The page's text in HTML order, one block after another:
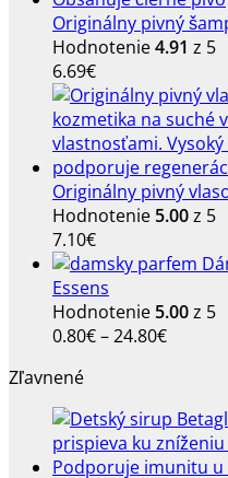
Originálny pivný
Hodnotenie4.91 z 5
6.69€
Originálny pivný
Hodnotenie 5.00z 5
7.10€
Essens
Hodnotenie 5.00z 5
0.80€–24.80€Price
through
24.80€
Zľavnené